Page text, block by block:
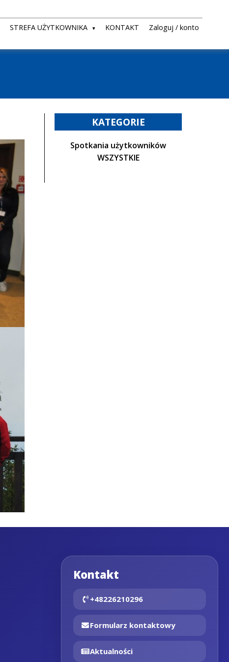
STREFA UŻYTKOWNIKA KONTAKT Zaloguj / konto
KATEGORIE
Spotkania użytkowników
WSZYSTKIE
Kontakt
+48226210296
Formularz kontaktowy
Aktualności